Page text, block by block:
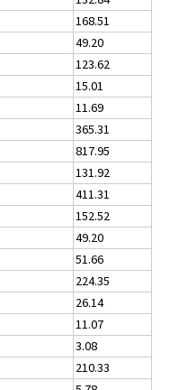
168.51
49.20
123.62
15.01
11.69
365.31
817.95
131.92
411.31
152.52
49.20
51.66
224.35
26.14
11.07
3.08
210.33